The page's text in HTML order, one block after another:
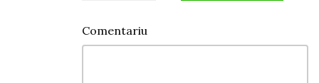
Comentariu